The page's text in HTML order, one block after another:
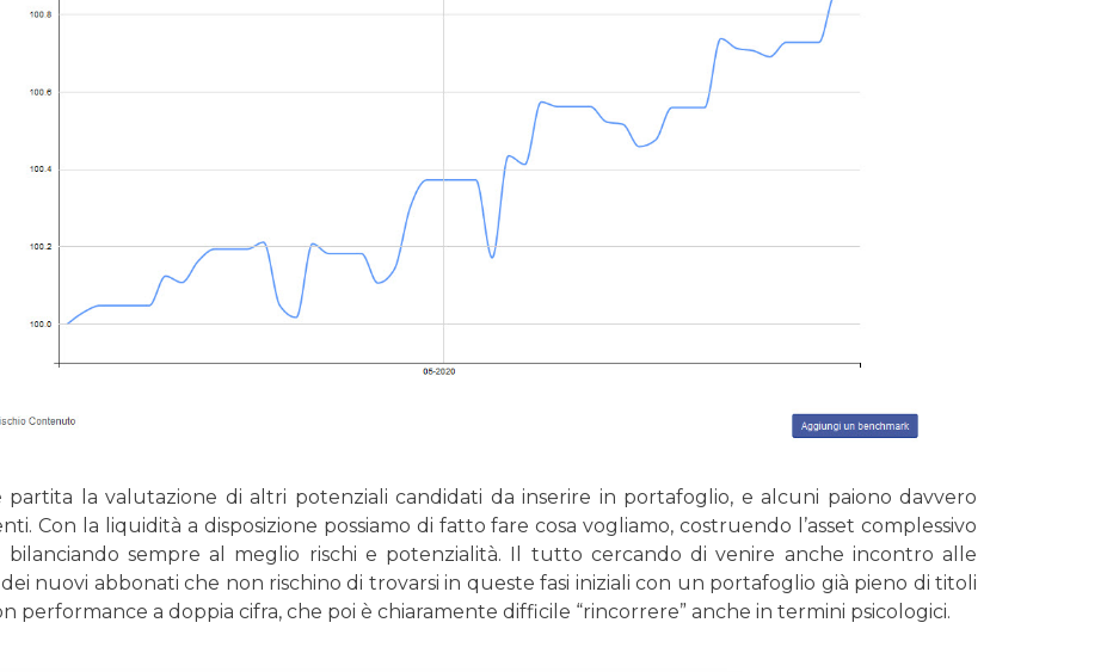
partita la valutazione di altri potenziali candidati da inserire in portafoglio, e alcuni paiono davvero
Con la liquidità a disposizione possiamo di fatto fare cosa vogliamo, costruendo l’asset complessivo
bilanciando sempre al meglio rischi e potenzialità. Il tutto cercando di venire anche incontro alle
nuovi abbonati che non rischino di trovarsi in queste fasi iniziali con un portafoglio già pieno di titoli
performance a doppia cifra, che poi è chiaramente difficile “rincorrere” anche in termini psicologici.